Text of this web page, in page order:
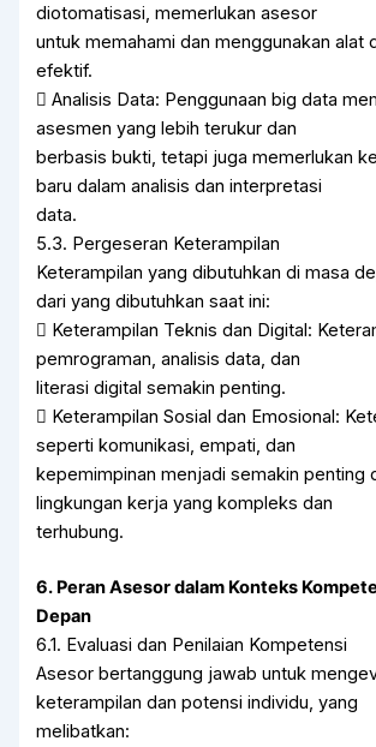
diotomatisasi, memerlukan asesor
untuk memahami dan menggunakan alat
efektif.
 Analisis Data: Penggunaan big data
asesmen yang lebih terukur dan
berbasis bukti, tetapi juga memerlukan
baru dalam analisis dan interpretasi
data.
5.3. Pergeseran Keterampilan
Keterampilan yang dibutuhkan di masa
dari yang dibutuhkan saat ini:
 Keterampilan Teknis dan Digital:
pemrograman, analisis data, dan
literasi digital semakin penting.
 Keterampilan Sosial dan Emosional:
seperti komunikasi, empati, dan
kepemimpinan menjadi semakin penting
lingkungan kerja yang kompleks dan
terhubung.
6. Peran Asesor dalam Konteks
Depan
6.1. Evaluasi dan Penilaian Kompetensi
Asesor bertanggung jawab untuk
keterampilan dan potensi individu, yang
melibatkan: